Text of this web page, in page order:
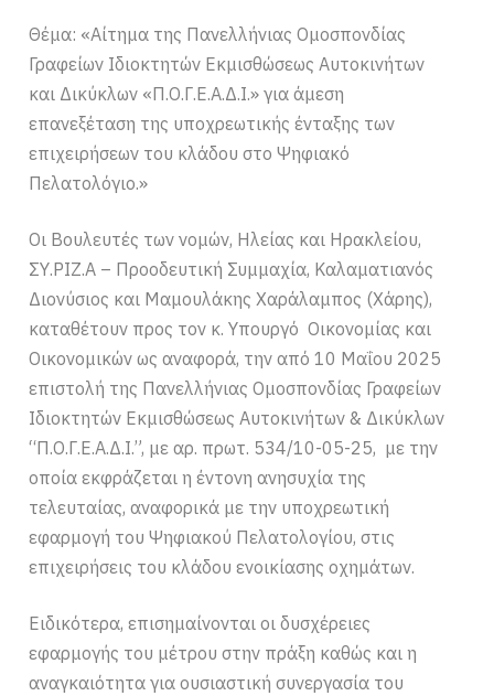
Θέμα: «Αίτημα της Πανελλήνιας Ομοσπονδίας
Γραφείων Ιδιοκτητών Εκμισθώσεως Αυτοκινήτων
και Δικύκλων «Π.Ο.Γ.Ε.Α.Δ.Ι.» για άμεση
επανεξέταση της υποχρεωτικής ένταξης των
επιχειρήσεων του κλάδου στο Ψηφιακό
Πελατολόγιο.»
Οι Βουλευτές των νομών, Ηλείας και Ηρακλείου,
ΣΥ.ΡΙΖ.Α – Προοδευτική Συμμαχία, Καλαματιανός
Διονύσιος και Μαμουλάκης Χαράλαμπος (Χάρης),
καταθέτουν προς τον κ. Υπουργό Οικονομίας και
Οικονομικών ως αναφορά, την από 10 Μαΐου 2025
επιστολή της Πανελλήνιας Ομοσπονδίας Γραφείων
Ιδιοκτητών Εκμισθώσεως Αυτοκινήτων & Δικύκλων
“Π.Ο.Γ.Ε.Α.Δ.Ι.”, με αρ. πρωτ. 534/10-05-25, με την
οποία εκφράζεται η έντονη ανησυχία της
τελευταίας, αναφορικά με την υποχρεωτική
εφαρμογή του Ψηφιακού Πελατολογίου, στις
επιχειρήσεις του κλάδου ενοικίασης οχημάτων.
Ειδικότερα, επισημαίνονται οι δυσχέρειες
εφαρμογής του μέτρου στην πράξη καθώς και η
αναγκαιότητα για ουσιαστική συνεργασία του